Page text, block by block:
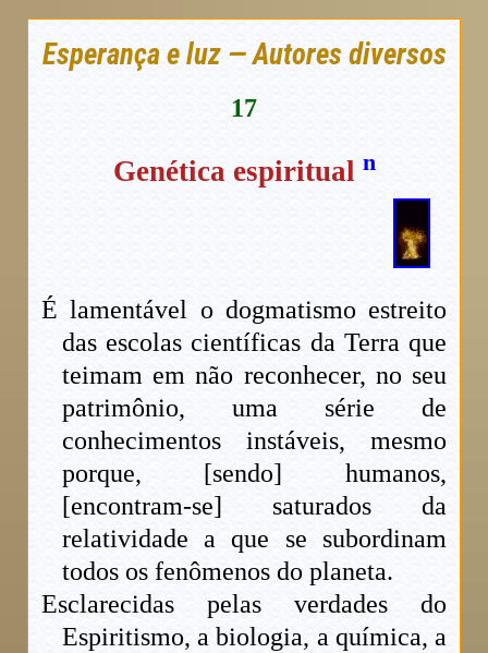
Esperança e luz — Autores diversos
17
Genética espiritual n
É lamentável o dogmatismo estreito
das escolas científicas da Terra que
teimam em não reconhecer, no seu
patrimônio, uma série de
conhecimentos instáveis, mesmo
porque, [sendo] humanos,
[encontram-se] saturados da
relatividade a que se subordinam
todos os fenômenos do planeta.
Esclarecidas pelas verdades do
Espiritismo, a biologia, a química, a